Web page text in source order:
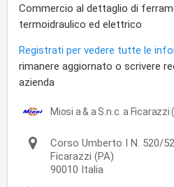
Commercio al dettaglio di
termoidraulico ed elettrico
Registrati per vedere tutte le
rimanere aggiornato o scrivere
azienda
Miosi a & a S.n.c. a Ficarazzi
Corso Umberto I N. 520/
Ficarazzi (PA)
90010 Italia